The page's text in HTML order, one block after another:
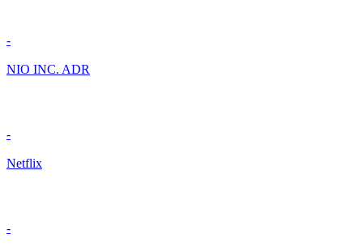
-
NIO INC. ADR
-
Netflix
-